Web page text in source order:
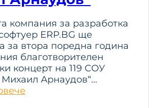
компания за разработка
ERP.BG ще
за втора поредна година
благотворителен
концерт на 119 СОУ
Арнаудов“…